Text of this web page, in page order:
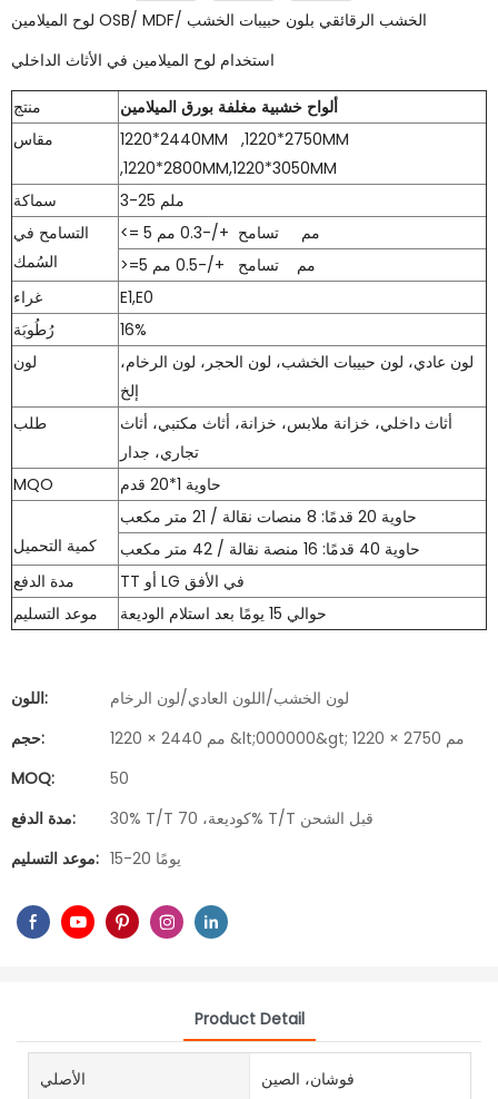
لوح الميلامين OSB/ MDF/ الخشب الرقائقي بلون حبيبات الخشب
استخدام لوح الميلامين في الأثاث الداخلي
1220*2440MM ,1220*2750MM
,1220*2800MM,1220*3050MM
التسامح في
<= 5 مم تسامح +/-0.3 مم
>=5 مم تسامح +/-0.5 مم
غراء
E1,E0
16%
لون عادي، لون حبيبات الخشب، لون الحجر، لون الرخام،
أثاث داخلي، خزانة ملابس، خزانة، أثاث مكتبي، أثاث
MQO
مدة الدفع
اللون:
لون الخشب/اللون العادي/لون الرخام
حجم:
1220 × 2440 مم &lt;000000&gt; 1220 × 2750 مم
MOQ:
50
مدة الدفع:
30% T/T كوديعة، 70% T/T قبل الشحن
موعد التسليم:
15-20 يومًا
Product Detail
الأصلي فوشان، الصين